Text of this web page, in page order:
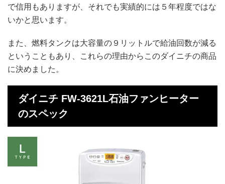
で信用もありますが、それでも実績的には５年程度ではな
いかと思います。
また、燃料タンクは大容量の９リットルで給油回数が減る
ということもあり、これらの理由からこのダイニチの商品
に決めました。
ダイニチ FW-3621L石油ファンヒーター
のスペック